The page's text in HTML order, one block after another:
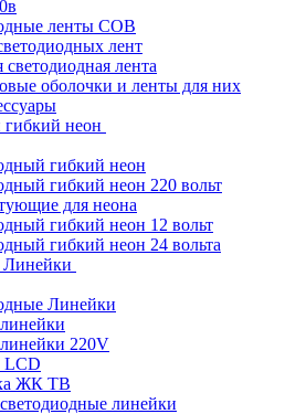
ленты COB
лент
светодиодная лента
оболочки и ленты для них
неон
гибкий неон
гибкий неон 220 вольт
для неона
гибкий неон 12 вольт
гибкий неон 24 вольта
Линейки
Линейки
220V
LCD
ЖК ТВ
линейки